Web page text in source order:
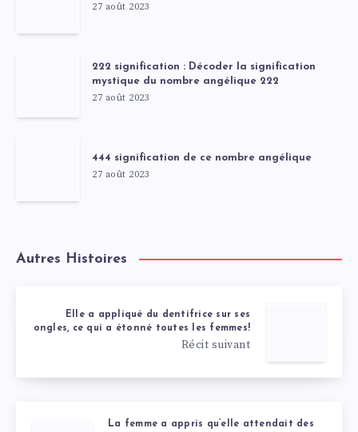
27 août 2023
222 signification : Décoder la signification
mystique du nombre angélique 222
27 août 2023
444 signification de ce nombre angélique
27 août 2023
Autres Histoires
Elle a appliqué du dentifrice sur ses
ongles, ce qui a étonné toutes les femmes!
Récit suivant
La femme a appris qu’elle attendait des